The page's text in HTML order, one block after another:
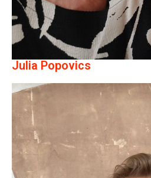
Julia Popovics